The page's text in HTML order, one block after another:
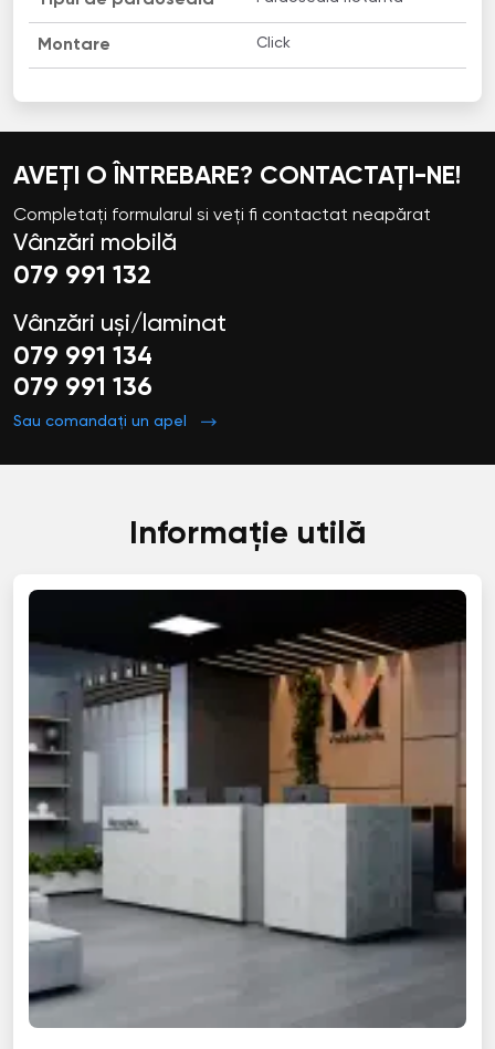
Montare Click
AVEȚI O ÎNTREBARE? CONTACTAȚI-NE!
Completați formularul si veți fi contactat neapărat
Vânzări mobilă
079 991 132
Vânzări uși/laminat
079 991 134
079 991 136
Sau comandați un apel
Informație utilă